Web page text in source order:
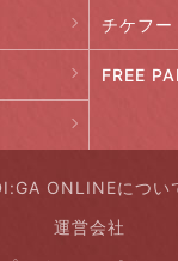
チケフー
FREE
ONLINEについ
運営会社